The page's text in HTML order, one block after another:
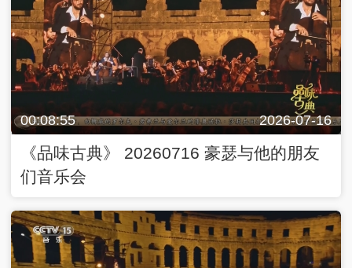
00:08:55 2026-07-16
《品味古典》 20260716 豪瑟与他的朋友
们音乐会